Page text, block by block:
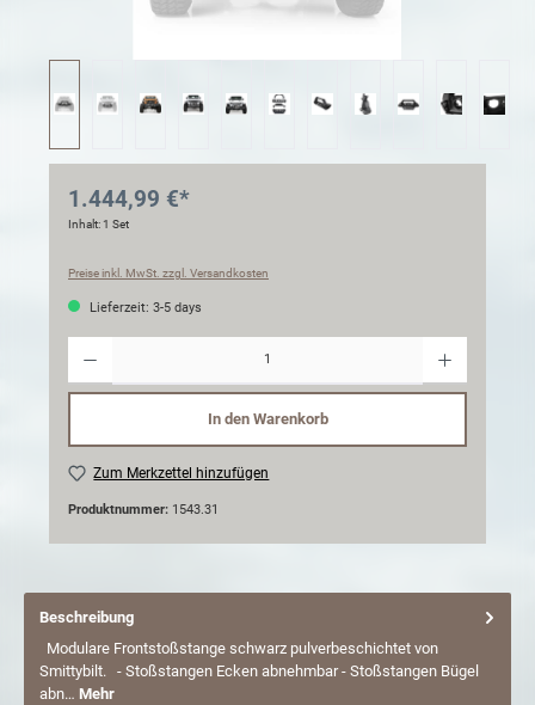
1.444,99 €*
Inhalt:1 Set
Preise inkl. MwSt. zzgl. Versandkosten
Lieferzeit: 3-5 days
In den Warenkorb
Zum Merkzettel hinzufügen
Produktnummer: 1543.31
Beschreibung
Modulare Frontstoßstange schwarz pulverbeschichtet von
Smittybilt. - Stoßstangen Ecken abnehmbar - Stoßstangen Bügel
abn… Mehr